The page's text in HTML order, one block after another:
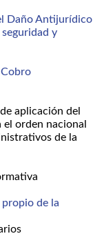
Daño Antijurídico
y
aplicación del
orden nacional
de la
propio de la